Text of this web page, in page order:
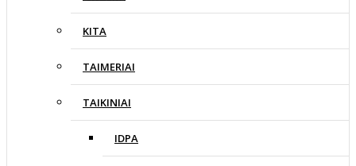
KITA
TAIMERIAI
TAIKINIAI
IDPA